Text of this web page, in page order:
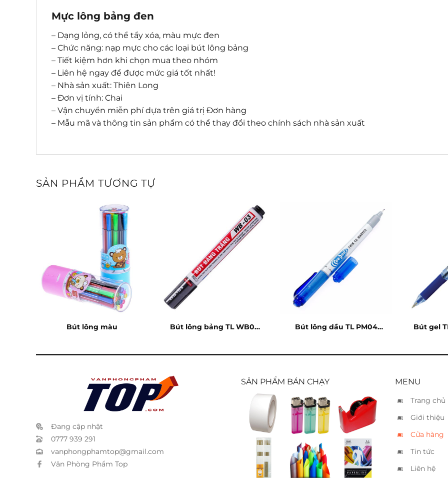
Mực lông bảng đen
– Dạng lỏng, có thể tẩy xóa, màu mực đen
– Chức năng: nạp mực cho các loại bút lông bảng
– Tiết kiệm hơn khi chọn mua theo nhóm
– Liên hệ ngay để được mức giá tốt nhất!
– Nhà sản xuất: Thiên Long
– Đơn vị tính: Chai
– Vận chuyển miễn phí dựa trên giá trị Đơn hàng
– Mẫu mã và thông tin sản phẩm có thể thay đổi theo chính sách nhà sản xuất
SẢN PHẨM TƯƠNG TỰ
Bút lông màu
Bút lông bảng TL WB03
Bút lông dầu TL PM04
Bút gel
Đang cập nhật
0777 939 291
vanphongphamtop@gmail.com
Văn Phòng Phẩm Top
SẢN PHẨM BÁN CHẠY
Băng
keo 2
mặt 5cm
Bật lửa Cắt keo
Xukiva
197 – Lớn
Thước
chữ bộ
Koh I
Giấy mỹ
thuật
Giấy bìa
Paperline
A4 vàng
MENU
Trang chủ
Giới thiệu
Cửa hàng
Tin tức
Liên hệ